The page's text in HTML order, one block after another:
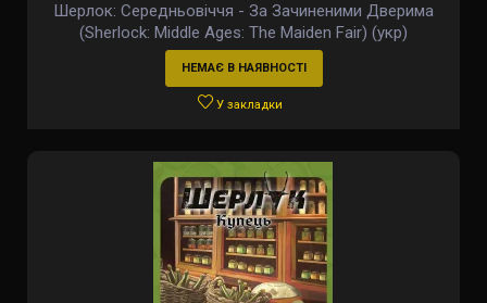
Шерлок: Середньовіччя - За Зачиненими Дверима
(Sherlock: Middle Ages: The Maiden Fair) (укр)
НЕМАЄ В НАЯВНОСТІ
У закладки